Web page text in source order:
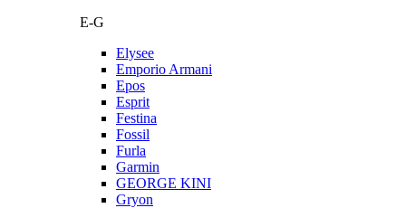
E-G
Elysee
Emporio Armani
Epos
Esprit
Festina
Fossil
Furla
Garmin
GEORGE KINI
Gryon